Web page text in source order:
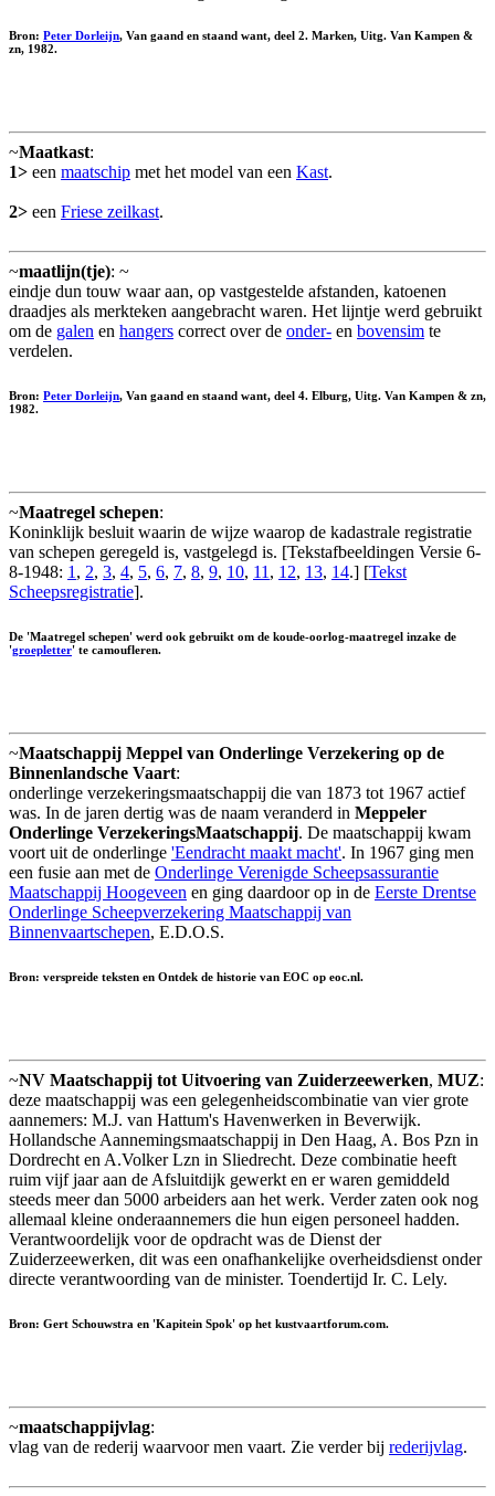
Bron: Peter Dorleijn, Van gaand en staand want, deel 2. Marken, Uitg. Van Kampen &
zn, 1982.
~Maatkast:
1> een maatschip met het model van een Kast.
2> een Friese zeilkast.
~maatlijn(tje): ~
eindje dun touw waar aan, op vastgestelde afstanden, katoenen
draadjes als merkteken aangebracht waren. Het lijntje werd gebruikt
om de galen en hangers correct over de onder- en bovensim te
verdelen.
Bron: Peter Dorleijn, Van gaand en staand want, deel 4. Elburg, Uitg. Van Kampen & zn,
1982.
~Maatregel schepen:
Koninklijk besluit waarin de wijze waarop de kadastrale registratie
van schepen geregeld is, vastgelegd is. [Tekstafbeeldingen Versie 6-
8-1948: 1 , 2, 3, 4, 5, 6, 7, 8, 9, 10, 11 , 12, 13, 14.] [Tekst
Scheepsregistratie].
De 'Maatregel schepen' werd ook gebruikt om de koude-oorlog-maatregel inzake de
'groepletter' te camoufleren.
~Maatschappij Meppel van Onderlinge Verzekering op de
Binnenlandsche Vaart:
onderlinge verzekeringsmaatschappij die van 1873 tot 1967 actief
was. In de jaren dertig was de naam veranderd in Meppeler
Onderlinge VerzekeringsMaatschappij. De maatschappij kwam
voort uit de onderlinge 'Eendracht maakt macht'. In 1967 ging men
een fusie aan met de Onderlinge Verenigde Scheepsassurantie
Maatschappij Hoogeveen en ging daardoor op in de Eerste Drentse
Onderlinge Scheepverzekering Maatschappij van
Binnenvaartschepen, E.D.O.S.
Bron: verspreide teksten en Ontdek de historie van EOC op eoc.nl.
~NV Maatschappij tot Uitvoering van Zuiderzeewerken, MUZ:
deze maatschappij was een gelegenheidscombinatie van vier grote
aannemers: M.J. van Hattum's Havenwerken in Beverwijk.
Hollandsche Aannemingsmaatschappij in Den Haag, A. Bos Pzn in
Dordrecht en A.Volker Lzn in Sliedrecht. Deze combinatie heeft
ruim vijf jaar aan de Afsluitdijk gewerkt en er waren gemiddeld
steeds meer dan 5000 arbeiders aan het werk. Verder zaten ook nog
allemaal kleine onderaannemers die hun eigen personeel hadden.
Verantwoordelijk voor de opdracht was de Dienst der
Zuiderzeewerken, dit was een onafhankelijke overheidsdienst onder
directe verantwoording van de minister. Toendertijd Ir. C. Lely.
Bron: Gert Schouwstra en 'Kapitein Spok' op het kustvaartforum.com.
~maatschappijvlag:
vlag van de rederij waarvoor men vaart. Zie verder bij rederijvlag.